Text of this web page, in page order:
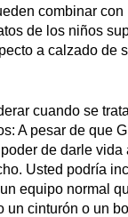
combinar
de los niños
a calzado de
cuando se
A pesar de que
de darle
Usted podría
equipo normal
un cinturón o un